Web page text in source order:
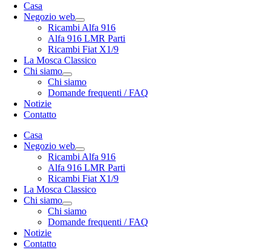
Casa
Negozio web
Ricambi Alfa 916
Alfa 916 LMR Parti
Ricambi Fiat X1/9
La Mosca Classico
Chi siamo
Chi siamo
Domande frequenti / FAQ
Notizie
Contatto
Casa
Negozio web
Ricambi Alfa 916
Alfa 916 LMR Parti
Ricambi Fiat X1/9
La Mosca Classico
Chi siamo
Chi siamo
Domande frequenti / FAQ
Notizie
Contatto